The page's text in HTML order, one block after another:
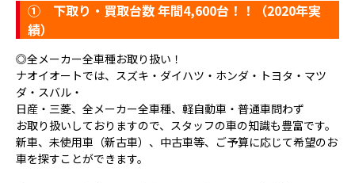
① 下取り・買取台数 年間4,600台！！（2020年実
績）
◎全メーカー全車種お取り扱い！
ナオイオートでは、スズキ・ダイハツ・ホンダ・トヨタ・マツ
ダ・スバル・
日産・三菱、全メーカー全車種、軽自動車・普通車問わず
お取り扱いしておりますので、スタッフの車の知識も豊富です。
新車、未使用車（新古車）、中古車等、ご予算に応じて希望のお
車を探すことができます。